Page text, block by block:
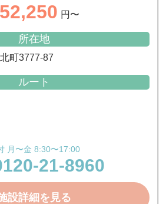
円〜
所在地
町3777-87
ルート
月〜金 8:30〜17:00
21-8960
設詳細を見る